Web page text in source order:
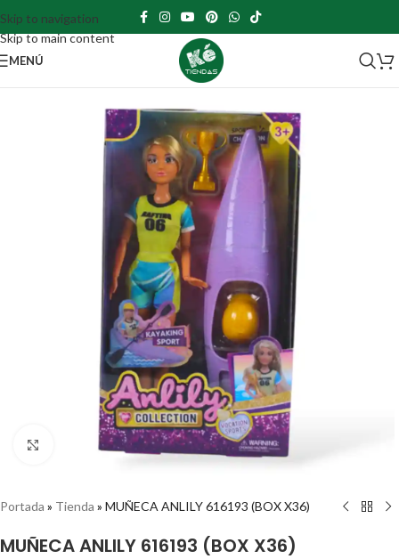
Skip to navigation
Skip to main content
MENÚ
Haz clic para ampliar
Portada » Tienda » MUÑECA ANLILY 616193 (BOX X36)
MUÑECA ANLILY 616193 (BOX X36)